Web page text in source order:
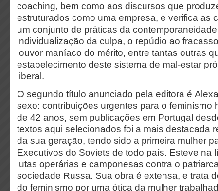
coaching, bem como aos discursos que
estruturados como uma empresa, e verifica as
um conjunto de práticas da
individualização da culpa, o repúdio ao
louvor maníaco do mérito, entre tantas outras
estabelecimento deste sistema de mal-estar
liberal.
O segundo título anunciado pela editora é
sexo: contribuições urgentes para o feminismo
de 42 anos, sem publicações em Portugal
textos aqui selecionados foi a mais destacada
da sua geração, tendo sido a primeira mulher
Executivos do Soviets de todo país. Esteve na
lutas operárias e camponesas contra o
sociedade Russa. Sua obra é extensa, e trata
do feminismo por uma ótica da mulher